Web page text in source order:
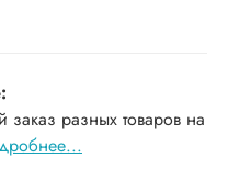
разных товаров на